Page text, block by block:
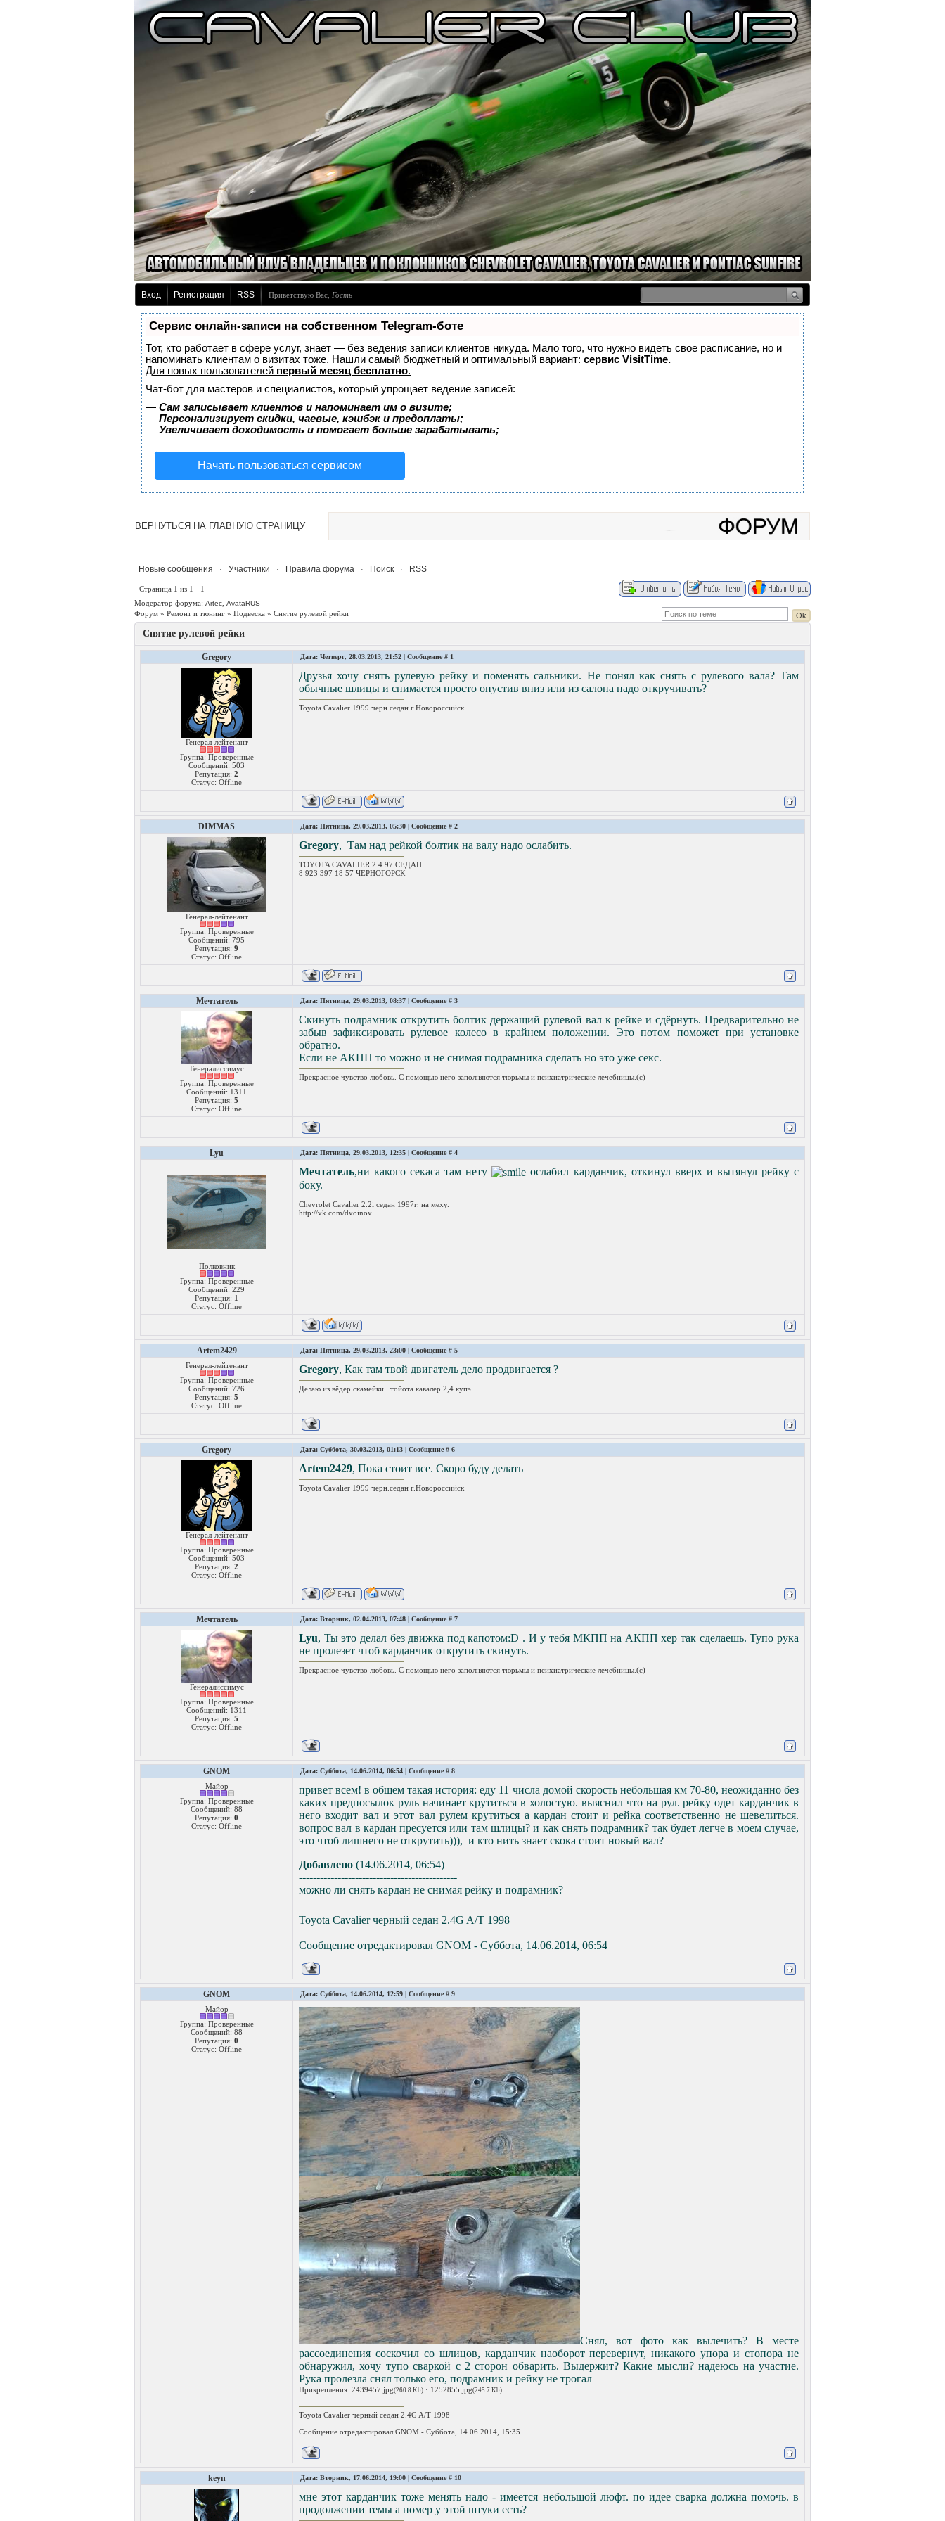
Вход Регистрация RSS Приветствую Вас Гость
Сервис онлайн-записи на собственном Telegram-боте
Тот, кто работает в сфере услуг, знает — без ведения записи клиентов никуда. Мало того, что нужно видеть свое расписание, но и
напоминать клиентам о визитах тоже. Нашли самый бюджетный и оптимальный вариант: сервис VisitTime.
Для новых пользователей первый месяц бесплатно.
Чат-бот для мастеров и специалистов, который упрощает ведение записей:
— Сам записывает клиентов и напоминает им о визите;
— Персонализирует скидки, чаевые, кэшбэк и предоплаты;
— Увеличивает доходимость и помогает больше зарабатывать;
Начать пользоваться сервисом
ВЕРНУТЬСЯ НА ГЛАВНУЮ СТРАНИЦУ
Новые сообщения · Участники · Правила форума · Поиск · RSS
Страница 1 из 1
1
Модератор форума: Artec AvataRUS
Форум » Ремонт и тюнинг » Подвеска » Снятие рулевой рейки
Снятие рулевой рейки
Gregory Дата: Четверг, 28.03.2013, 21:52 | Сообщение # 1
Генерал-лейтенант
Группа: Проверенные
Сообщений: 503
Репутация: 2
Статус: Offline
Друзья хочу снять рулевую рейку и поменять сальники. Не понял как снять с рулевого вала? Там
обычные шлицы и снимается просто опустив вниз или из салона надо откручивать?
Toyota Cavalier 1999 черн.седан г.Новороссийск
DIMMAS Дата: Пятница, 29.03.2013, 05:30 | Сообщение # 2
Генерал-лейтенант
Группа: Проверенные
Сообщений: 795
Репутация: 9
Статус: Offline
Gregory, Там над рейкой болтик на валу надо ослабить.
TOYOTA CAVALIER 2.4 97 СЕДАН
8 923 397 18 57 ЧЕРНОГОРСК
Мечтатель Дата: Пятница, 29.03.2013, 08:37 | Сообщение # 3
Генералиссимус
Группа: Проверенные
Сообщений: 1311
Репутация: 5
Статус: Offline
Скинуть подрамник открутить болтик держащий рулевой вал к рейке и сдёрнуть. Предварительно не
забыв зафиксировать рулевое колесо в крайнем положении. Это потом поможет при установке
обратно.
Если не АКПП то можно и не снимая подрамника сделать но это уже секс.
Прекрасное чувство любовь. С помощью него заполняются тюрьмы и психиатрические лечебницы.(с)
Lyu Дата: Пятница, 29.03.2013, 12:35 | Сообщение # 4
Полковник
Группа: Проверенные
Сообщений: 229
Репутация: 1
Статус: Offline
Мечтатель,ни какого секаса там нету
ослабил карданчик, откинул вверх и вытянул рейку с
боку.
Chevrolet Cavalier 2.2i седан 1997г. на меху.
http://vk.com/dvoinov
Artem2429 Дата: Пятница, 29.03.2013, 23:00 | Сообщение # 5
Генерал-лейтенант
Группа: Проверенные
Сообщений: 726
Репутация: 5
Статус: Offline
Gregory, Как там твой двигатель дело продвигается ?
Делаю из вёдер скамейки . тойота кавалер 2,4 купэ
Gregory Дата: Суббота, 30.03.2013, 01:13 | Сообщение # 6
Генерал-лейтенант
Группа: Проверенные
Сообщений: 503
Репутация: 2
Статус: Offline
Artem2429, Пока стоит все. Скоро буду делать
Toyota Cavalier 1999 черн.седан г.Новороссийск
Мечтатель Дата: Вторник, 02.04.2013, 07:48 | Сообщение # 7
Генералиссимус
Группа: Проверенные
Сообщений: 1311
Репутация: 5
Статус: Offline
Lyu, Ты это делал без движка под капотом:D . И у тебя МКПП на АКПП хер так сделаешь. Тупо рука
не пролезет чтоб карданчик открутить скинуть.
Прекрасное чувство любовь. С помощью него заполняются тюрьмы и психиатрические лечебницы.(с)
GNOM Дата: Суббота, 14.06.2014, 06:54 | Сообщение # 8
Майор
Группа: Проверенные
Сообщений: 88
Репутация: 0
Статус: Offline
привет всем! в общем такая история: еду 11 числа домой скорость небольшая км 70-80, неожиданно без
каких предпосылок руль начинает крутиться в холостую. выяснил что на рул. рейку одет карданчик в
него входит вал и этот вал рулем крутиться а кардан стоит и рейка соответственно не шевелиться.
вопрос вал в кардан пресуется или там шлицы? и как снять подрамник? так будет легче в моем случае,
это чтоб лишнего не открутить))), и кто нить знает скока стоит новый вал?
Добавлено (14.06.2014, 06:54)
---------------------------------------------
можно ли снять кардан не снимая рейку и подрамник?
Toyota Cavalier черный седан 2.4G A/T 1998
Сообщение отредактировал GNOM - Суббота, 14.06.2014, 06:54
GNOM Дата: Суббота, 14.06.2014, 12:59 | Сообщение # 9
Майор
Группа: Проверенные
Сообщений: 88
Репутация: 0
Статус: Offline
Снял, вот фото как вылечить? В месте
рассоединения соскочил со шлицов, карданчик наоборот перевернут, никакого упора и стопора не
обнаружил, хочу тупо сваркой с 2 сторон обварить. Выдержит? Какие мысли? надеюсь на участие.
Рука пролезла снял только его, подрамник и рейку не трогал
Прикрепления: 2439457.jpg(260.8 Kb) · 1252855.jpg(245.7 Kb)
Toyota Cavalier черный седан 2.4G A/T 1998
Сообщение отредактировал GNOM - Суббота, 14.06.2014, 15:35
keyn Дата: Вторник, 17.06.2014, 19:00 | Сообщение # 10
мне этот карданчик тоже менять надо - имеется небольшой люфт. по идее сварка должна помочь. в
продолжении темы а номер у этой штуки есть?